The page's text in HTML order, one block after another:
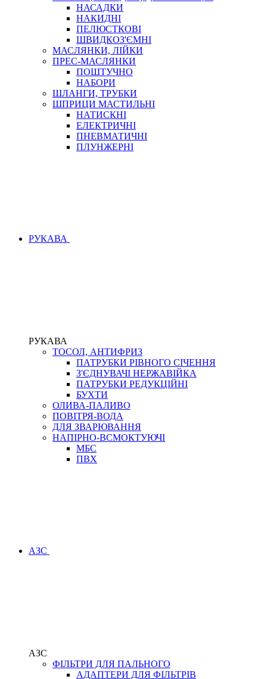
НАСАДКИ
НАКИДНІ
ПЕЛЮСТКОВІ
ШВИДКОЗ'ЄМНІ
МАСЛЯНКИ, ЛІЙКИ
ПРЕС-МАСЛЯНКИ
ПОШТУЧНО
НАБОРИ
ШЛАНГИ, ТРУБКИ
ШПРИЦИ МАСТИЛЬНІ
НАТИСКНІ
ЕЛЕКТРИЧНІ
ПНЕВМАТИЧНІ
ПЛУНЖЕРНІ
РУКАВА
РУКАВА
ТОСОЛ, АНТИФРИЗ
ПАТРУБКИ РІВНОГО СІЧЕННЯ
З'ЄДНУВАЧІ НЕРЖАВІЙКА
ПАТРУБКИ РЕДУКЦІЙНІ
БУХТИ
ОЛИВА-ПАЛИВО
ПОВІТРЯ-ВОДА
ДЛЯ ЗВАРЮВАННЯ
НАПІРНО-ВСМОКТУЮЧІ
МБС
ПВХ
АЗС
АЗС
ФІЛЬТРИ ДЛЯ ПАЛЬНОГО
АДАПТЕРИ ДЛЯ ФІЛЬТРІВ